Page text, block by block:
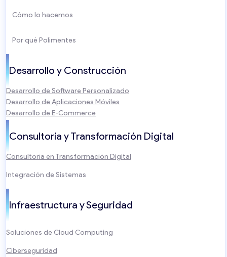
Cómo lo hacemos
Por qué Polimentes
Desarrollo y Construcción
Desarrollo de Software Personalizado
Desarrollo de Aplicaciones Móviles
Desarrollo de E-Commerce
Consultoría y Transformación Digital
Consultoría en Transformación Digital
Integración de Sistemas
Infraestructura y Seguridad
Soluciones de Cloud Computing
Ciberseguridad